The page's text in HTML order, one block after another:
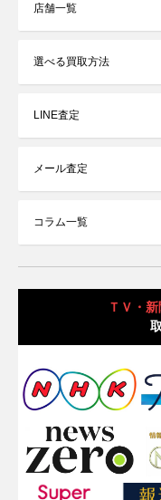
店舗一覧
選べる買取方法
LINE査定
メール査定
コラム一覧
ＴＶ・